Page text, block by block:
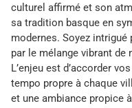
culturel affirmé et son
sa tradition basque en
modernes. Soyez intrigué
par le mélange vibrant de
L’enjeu est d’accorder
tempo propre à chaque
et une ambiance propice